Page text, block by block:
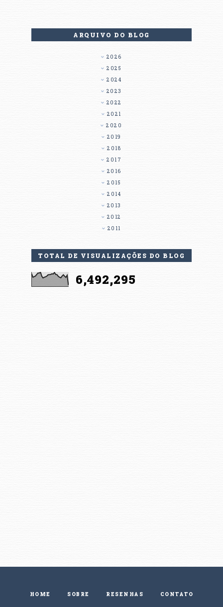
ARQUIVO DO BLOG
2026
2025
2024
2023
2022
2021
2020
2019
2018
2017
2016
2015
2014
2013
2012
2011
TOTAL DE VISUALIZAÇÕES DO BLOG
6,492,295
HOME SOBRE RESENHAS CONTATO